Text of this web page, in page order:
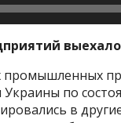
по
в